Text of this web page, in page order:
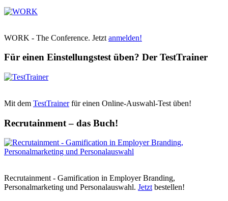
WORK - The Conference. Jetzt anmelden!
Für einen Einstellungstest üben? Der TestTrainer
Mit dem TestTrainerfür einen Online-Auswahl-Test üben!
Recrutainment – das Buch!
Recrutainment - Gamification in Employer Branding,
Personalmarketing und Personalauswahl. Jetzt bestellen!